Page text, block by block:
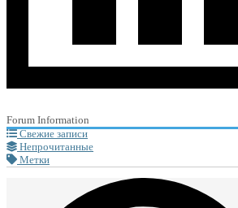
Forum Information
Свежие записи
Непрочитанные
Метки